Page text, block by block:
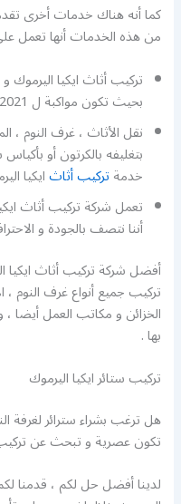
كما أنه هناك خدمات أخرى
من هذه الخدمات أنها تعمل
تركيب أثاث ايكيا
بحيث تكون مواكبة ل 2021 و أيضا بحيث تناسب جميع الأذواق .
نقل الأثاث ، غرف النوم ،
بتغليفه بالكرتون أو
خدمةتركيب أثاثايكيا
تعمل شركة تركيب أثاث
أننا نتصف بالجودة و
أفضل شركة تركيب أثاث ايكيا
تركيب جميع أنواع غرف النوم ،
الخزائن و مكاتب العمل أيضا ،
بها .
تركيب ستائر ايكيا اليرموك
هل ترغب بشراء سترائر لغرفة
تكون عصرية و تبحث عن تركيب
لدينا أفضل حل لكم ، قدمنا